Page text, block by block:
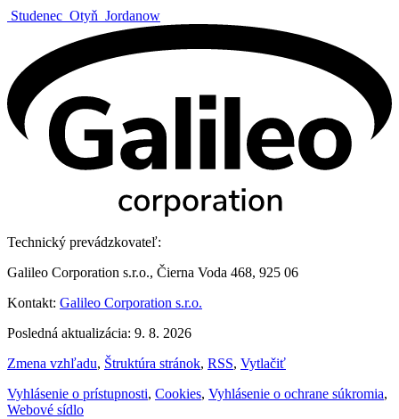
Studenec Otyň Jordanow
Technický prevádzkovateľ:
Galileo Corporation s.r.o., Čierna Voda 468, 925 06
Kontakt: Galileo Corporation s.r.o.
Posledná aktualizácia: 9. 8. 2026
Zmena vzhľadu, Štruktúra stránok, RSS, Vytlačiť
Vyhlásenie o prístupnosti, Cookies, Vyhlásenie o ochrane súkromia,
Webové sídlo